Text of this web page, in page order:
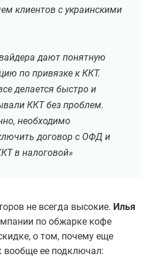
клиентов с украинскими
дают понятную
по привязке к ККТ.
делается быстро и
ККТ без проблем.
необходимо
договор с ОФД и
в налоговой»
не всегда высокие. Илья
по обжарке кофе
о том, почему еще
вообще ее подключал: